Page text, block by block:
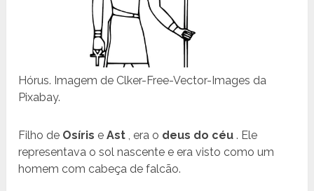
Hórus. Imagem de Clker-Free-Vector-Images da
Pixabay.
Filho de Osíris eAst , era o deus do céu . Ele
representava o sol nascente e era visto como um
homem com cabeça de falcão.